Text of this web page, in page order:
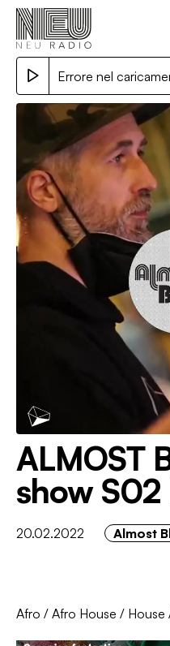
Errore nel
ALMOST
show
20.02.2022 Almost
Afro / Afro House / House